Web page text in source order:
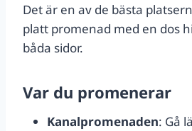
Det är en av de bästa
platt promenad med en dos
båda sidor.
Var du promenerar
Kanalpromenaden: Gå